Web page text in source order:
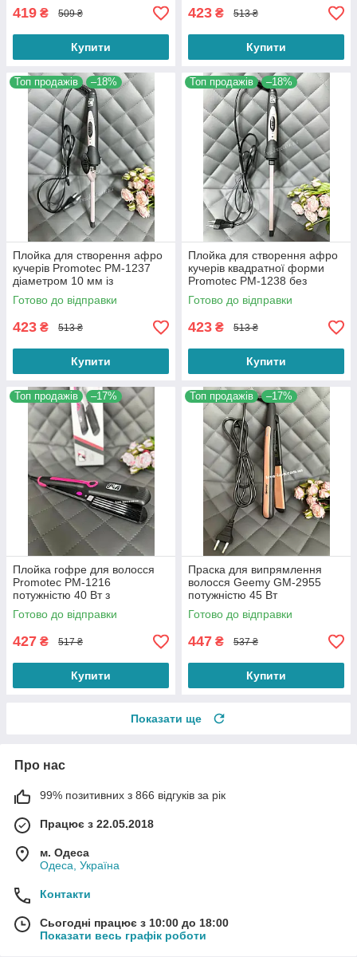
419 ₴ 509 ₴
Купити
423 ₴ 513 ₴
Купити
Топ продажів –18%
Плойка для створення афро
кучерів Promotec PM-1237
діаметром 10 мм із
затискачем
Готово до відправки
423 ₴ 513 ₴
Купити
Топ продажів –18%
Плойка для створення афро
кучерів квадратної форми
Promotec PM-1238 без
затискача
Готово до відправки
423 ₴ 513 ₴
Купити
Топ продажів –17%
Плойка гофре для волосся
Promotec PM-1216
потужністю 40 Вт з
алюмінієвою пластиною
Рожевого кольору
Готово до відправки
427 ₴ 517 ₴
Купити
Топ продажів –17%
Праска для випрямлення
волосся Geemy GM-2955
потужністю 45 Вт
Готово до відправки
447 ₴ 537 ₴
Купити
Показати ще
Про нас
99% позитивних з 866 відгуків за рік
Працює з 22.05.2018
м. Одеса
Одеса, Україна
Контакти
Сьогодні працює з 10:00 до 18:00
Показати весь графік роботи